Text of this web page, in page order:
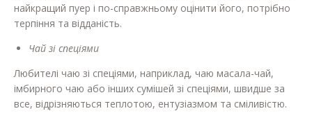
найкращий пуер і по-справжньому оцінити його, потрібно
терпіння та відданість.
Чай зі спеціями
Любителі чаю зі спеціями, наприклад, чаю масала-чай,
імбирного чаю або інших сумішей зі спеціями, швидше за
все, відрізняються теплотою, ентузіазмом та сміливістю.